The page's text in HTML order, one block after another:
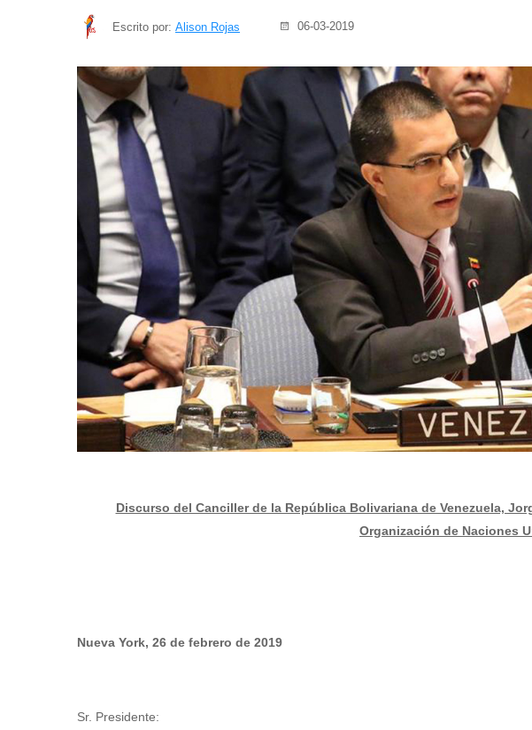
Escrito por: Alison Rojas 06-03-2019
Discurso del Canciller de la República Bolivariana de Venezuela,
Organización de Naciones
Nueva York, 26 de febrero de 2019
Sr. Presidente: